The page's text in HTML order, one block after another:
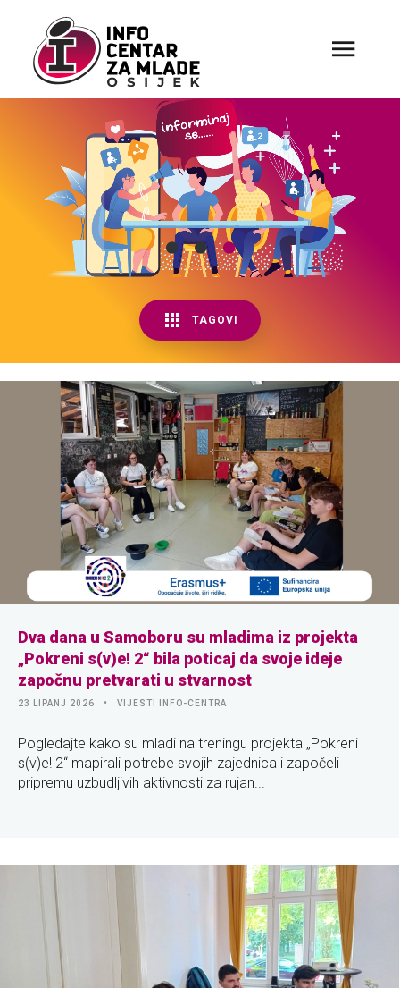
TAGOVI
Dva dana u Samoboru su mladima iz projekta
„Pokreni s(v)e! 2“ bila poticaj da svoje ideje
započnu pretvarati u stvarnost
23 LIPANJ 2026 VIJESTI INFO-CENTRA
Pogledajte kako su mladi na treningu projekta „Pokreni
s(v)e! 2“ mapirali potrebe svojih zajednica i započeli
pripremu uzbudljivih aktivnosti za rujan...